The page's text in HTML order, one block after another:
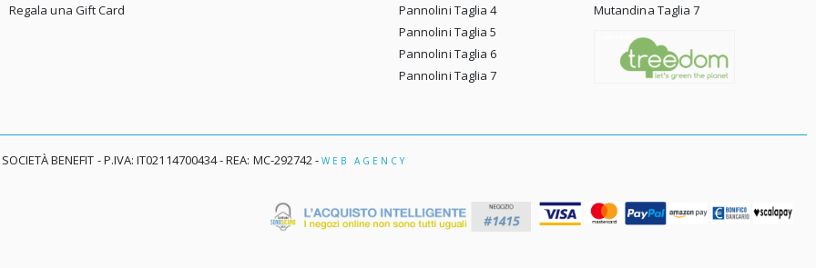
Quando scegli i primi pannolini
per un neonato, controlla la loro
composizione. Devono essere a
base di materiali naturali, come il
Regala una Gift Card
Pannolini Taglia 4
Pannolini Taglia 5
Pannolini Taglia 6
Pannolini Taglia 7
Mutandina Taglia 7
BENEFIT - P.IVA: IT02114700434 - REA: MC-292742 -WEB AGENCY